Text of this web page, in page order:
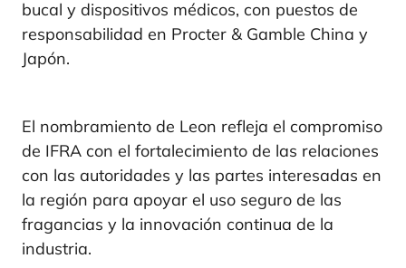
bucal y dispositivos médicos, con puestos de
responsabilidad en Procter & Gamble China y
Japón.
El nombramiento de Leon refleja el compromiso
de IFRA con el fortalecimiento de las relaciones
con las autoridades y las partes interesadas en
la región para apoyar el uso seguro de las
fragancias y la innovación continua de la
industria.